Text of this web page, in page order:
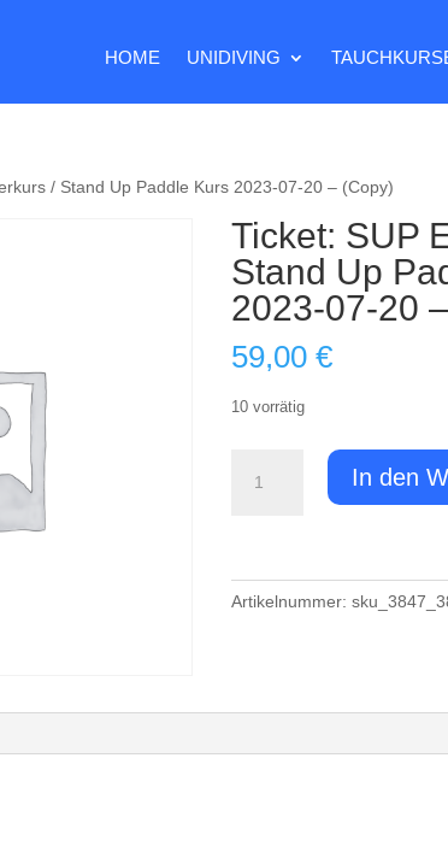
HOME UNIDIVING
/ Stand Up Paddle Kurs 2023-07-20 – (Copy)
Ticket: SUP
Stand Up
2023-07-20
59,00€
10 vorrätig
SUP
Up
07-
In den
Artikelnummer: